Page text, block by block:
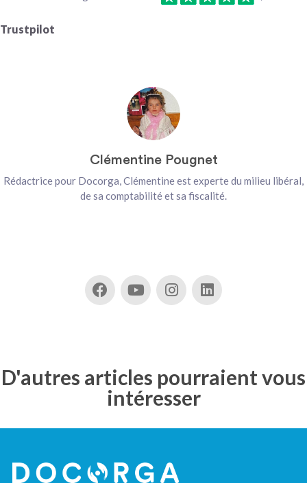
Trustpilot
Clémentine Pougnet
Rédactrice pour Docorga, Clémentine est experte du milieu libéral,
de sa comptabilité et sa fiscalité.
D'autres articles pourraient vous
intéresser